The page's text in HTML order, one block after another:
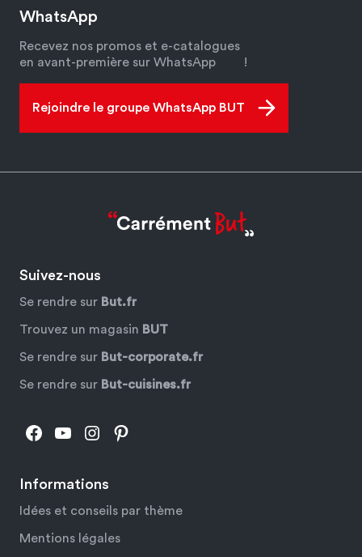
WhatsApp
Recevez nos promos et e-catalogues
en avant-première sur WhatsApp
!
Rejoindre le groupe WhatsApp BUT
Informations
Idées et conseils par thème
Mentions légales
Suivez-nous
Se rendre sur But.fr
Trouvez un magasin BUT
Se rendre sur But-corporate.fr
Se rendre sur But-cuisines.fr
Facebook
YouTube
Instagram
Pinterest